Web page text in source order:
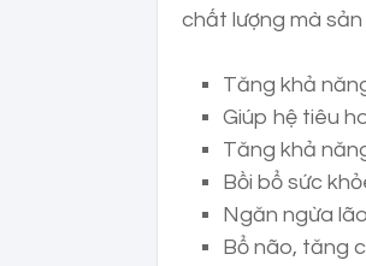
chất lượng mà
Tăng khả
Giúp hệ tiêu
Tăng khả
Bồi bổ sức
Ngăn ngừa
Bổ não, tăng